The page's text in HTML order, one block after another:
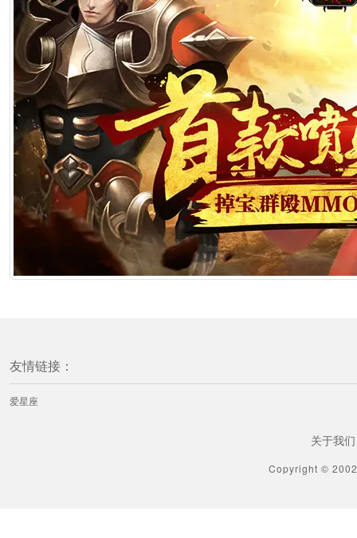
友情链接：
爱星座
关于我们
Copyright ©